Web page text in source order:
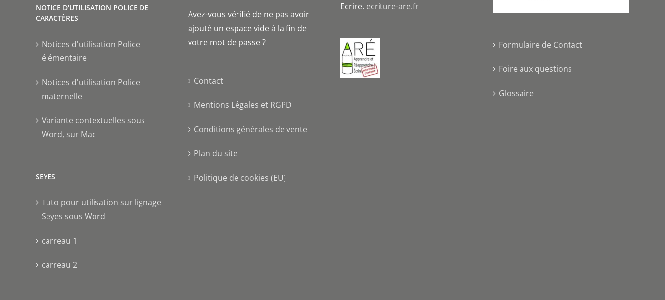
NOTICE D'UTILISATION POLICE DE
CARACTÈRES
Notices d'utilisation Police
élémentaire
Notices d'utilisation Police
maternelle
Variante contextuelles sous
Word, sur Mac
SEYES
Tuto pour utilisation sur lignage
Seyes sous Word
carreau 1
carreau 2
Avez-vous vérifié de ne pas avoir
ajouté un espace vide à la fin de
votre mot de passe ?
Contact
Mentions Légales et RGPD
Conditions générales de vente
Plan du site
Politique de cookies (EU)
Ecrire. ecriture-are.fr
Formulaire de Contact
Foire aux questions
Glossaire